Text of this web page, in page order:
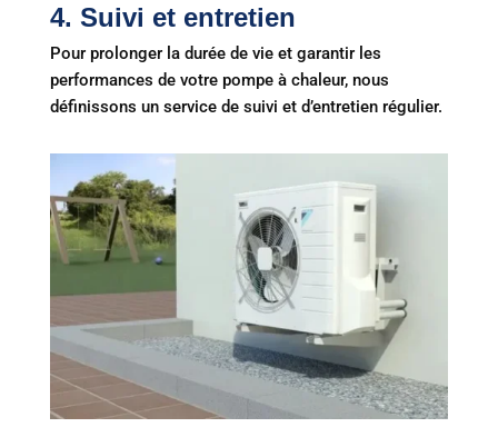
4. Suivi et entretien
Pour prolonger la durée de vie et garantir les
performances de votre pompe à chaleur, nous
définissons un service de suivi et d’entretien régulier.